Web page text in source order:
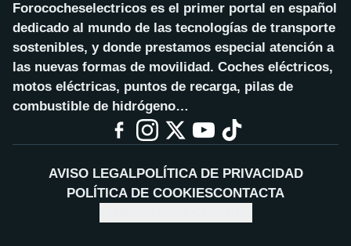
Forococheselectricos es el primer portal en español
dedicado al mundo de las tecnologías de transporte
sostenibles, y donde prestamos especial atención a
las nuevas formas de movilidad. Coches eléctricos,
motos eléctricas, puntos de recarga, pilas de
combustible de hidrógeno…
AVISO LEGALPOLÍTICA DE PRIVACIDAD
POLÍTICA DE COOKIESCONTACTA